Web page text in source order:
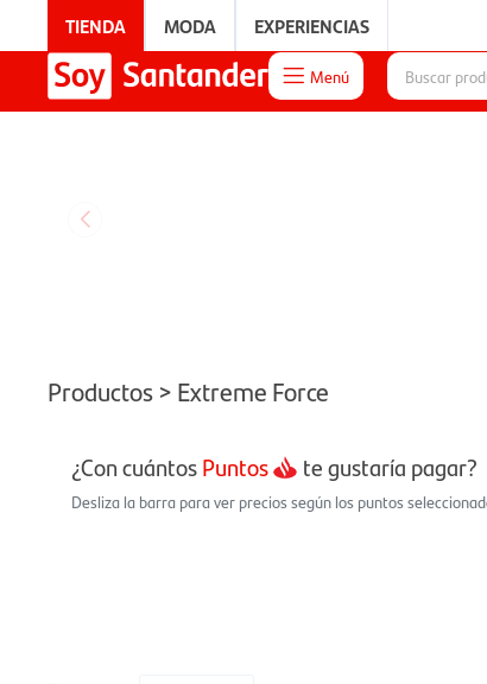
TIENDA MODA EXPERIENCIAS
 Menú
Productos > Extreme Force
¿Con cuántosPuntos te gustaría pagar?
Desliza la barra para ver precios según los puntos